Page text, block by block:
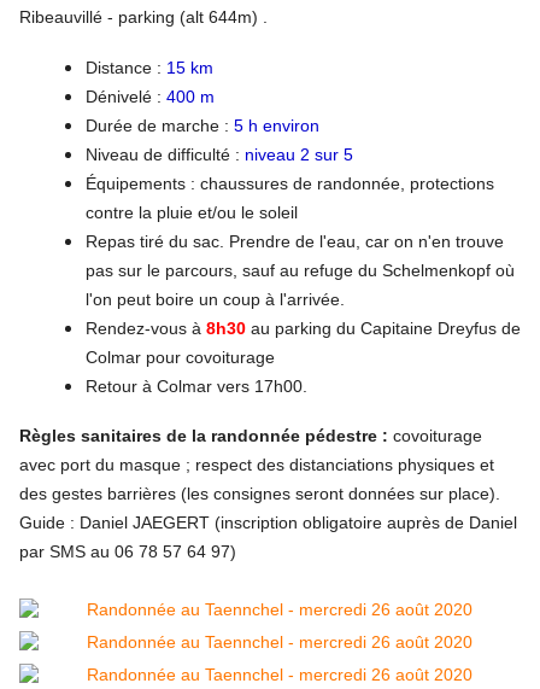
Ribeauvillé - parking (alt 644m) .
Distance : 15 km
Dénivelé : 400 m
Durée de marche : 5 h environ
Niveau de difficulté : niveau 2 sur 5
Équipements : chaussures de randonnée, protections
contre la pluie et/ou le soleil
Repas tiré du sac. Prendre de l'eau, car on n'en trouve
pas sur le parcours, sauf au refuge du Schelmenkopf où
l'on peut boire un coup à l'arrivée.
Rendez-vous à 8h30 au parking du Capitaine Dreyfus de
Colmar pour covoiturage
Retour à Colmar vers 17h00.
Règles sanitaires de la randonnée pédestre : covoiturage
avec port du masque ; respect des distanciations physiques et
des gestes barrières (les consignes seront données sur place).
Guide : Daniel JAEGERT (inscription obligatoire auprès de Daniel
par SMS au 06 78 57 64 97)